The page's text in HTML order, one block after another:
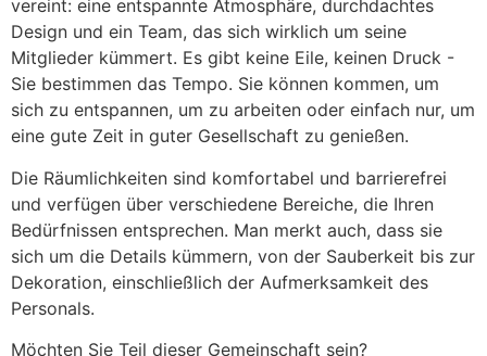
vereint: eine entspannte Atmosphäre, durchdachtes
Design und ein Team, das sich wirklich um seine
Mitglieder kümmert. Es gibt keine Eile, keinen Druck -
Sie bestimmen das Tempo. Sie können kommen, um
sich zu entspannen, um zu arbeiten oder einfach nur, um
eine gute Zeit in guter Gesellschaft zu genießen.
Die Räumlichkeiten sind komfortabel und barrierefrei
und verfügen über verschiedene Bereiche, die Ihren
Bedürfnissen entsprechen. Man merkt auch, dass sie
sich um die Details kümmern, von der Sauberkeit bis zur
Dekoration, einschließlich der Aufmerksamkeit des
Personals.
Möchten Sie Teil dieser Gemeinschaft sein?